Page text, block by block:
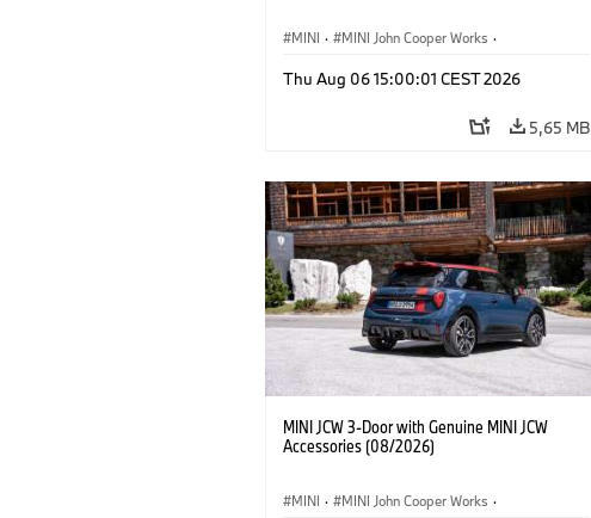
MINI · MINI John Cooper Works ·
Προαιρετικός εξοπλισμός, αξεσουάρ
Thu Aug 06 15:00:01 CEST 2026
5,65 MB
MINI JCW 3-Door with Genuine MINI JCW
Accessories (08/2026)
MINI · MINI John Cooper Works ·